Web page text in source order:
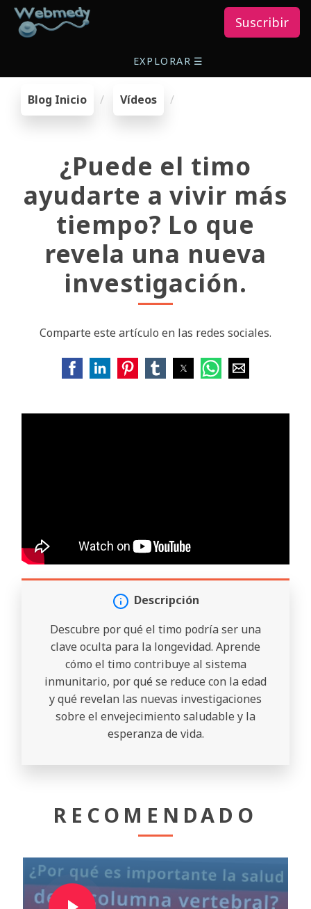
Suscribir
EXPLORAR ☰
Blog Inicio Vídeos
¿Puede el timo
ayudarte a vivir más
tiempo? Lo que
revela una nueva
investigación.
Comparte este artículo en las redes sociales.
Descripción
Descubre por qué el timo podría ser una
clave oculta para la longevidad. Aprende
cómo el timo contribuye al sistema
inmunitario, por qué se reduce con la edad
y qué revelan las nuevas investigaciones
sobre el envejecimiento saludable y la
esperanza de vida.
RECOMENDADO